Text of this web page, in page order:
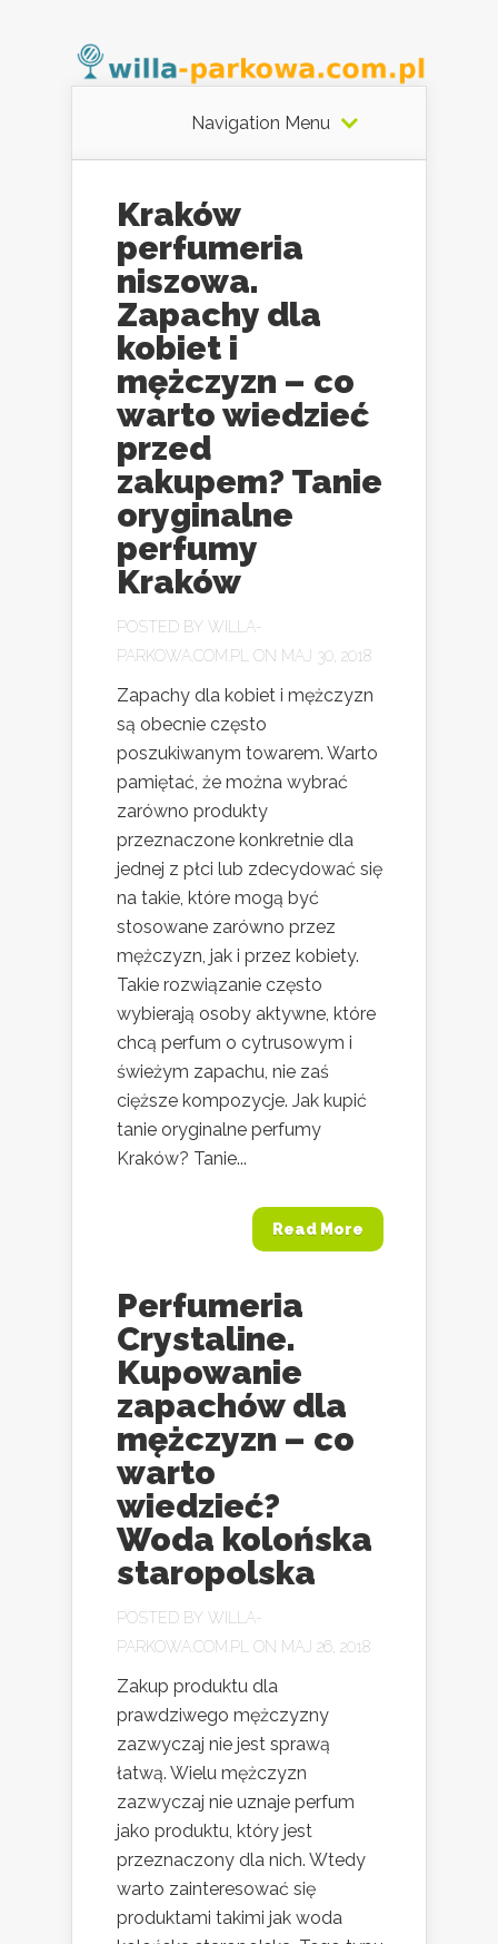
Navigation Menu
Kraków
perfumeria
niszowa.
Zapachy dla
kobiet i
mężczyzn – co
warto wiedzieć
przed
zakupem? Tanie
oryginalne
perfumy
Kraków
POSTED BY WILLA-
PARKOWA.COM.PL
ON MAJ 30, 2018
Zapachy dla kobiet i mężczyzn
są obecnie często
poszukiwanym towarem. Warto
pamiętać, że można wybrać
zarówno produkty
przeznaczone konkretnie dla
jednej z płci lub zdecydować się
na takie, które mogą być
stosowane zarówno przez
mężczyzn, jak i przez kobiety.
Takie rozwiązanie często
wybierają osoby aktywne, które
chcą perfum o cytrusowym i
świeżym zapachu, nie zaś
cięższe kompozycje. Jak kupić
tanie oryginalne perfumy
Kraków? Tanie...
Read More
Perfumeria
Crystaline.
Kupowanie
zapachów dla
mężczyzn – co
warto
wiedzieć?
Woda kolońska
staropolska
POSTED BY WILLA-
PARKOWA.COM.PL
ON MAJ 26, 2018
Zakup produktu dla
prawdziwego mężczyzny
zazwyczaj nie jest sprawą
łatwą. Wielu mężczyzn
zazwyczaj nie uznaje perfum
jako produktu, który jest
przeznaczony dla nich. Wtedy
warto zainteresować się
produktami takimi jak woda